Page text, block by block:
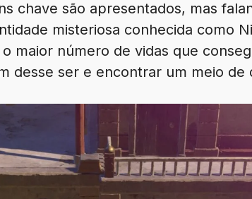
chave são apresentados, mas
misteriosa conhecida como
maior número de vidas que
desse ser e encontrar um meio de